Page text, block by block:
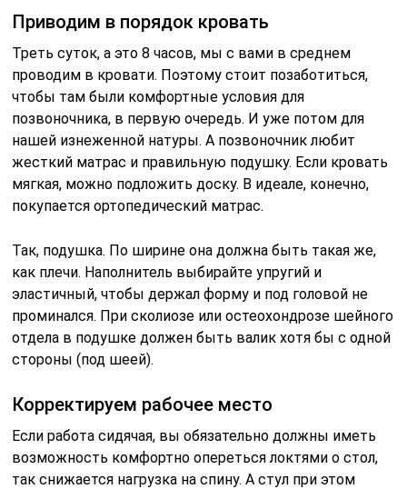
Приводим в порядок кровать
Треть суток, а это 8 часов, мы с вами в среднем
проводим в кровати. Поэтому стоит позаботиться,
чтобы там были комфортные условия для
позвоночника, в первую очередь. И уже потом для
нашей изнеженной натуры. А позвоночник любит
жесткий матрас и правильную подушку. Если кровать
мягкая, можно подложить доску. В идеале, конечно,
покупается ортопедический матрас.
Так, подушка. По ширине она должна быть такая же,
как плечи. Наполнитель выбирайте упругий и
эластичный, чтобы держал форму и под головой не
проминался. При сколиозе или остеохондрозе шейного
отдела в подушке должен быть валик хотя бы с одной
стороны (под шеей).
Корректируем рабочее место
Если работа сидячая, вы обязательно должны иметь
возможность комфортно опереться локтями о стол,
так снижается нагрузка на спину. А стул при этом